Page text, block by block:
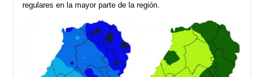
regulares en la mayor parte de la región.